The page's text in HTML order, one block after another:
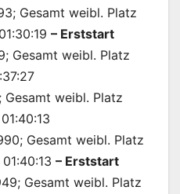
Gesamt weibl. Platz
– Erststart
Gesamt weibl. Platz
Gesamt weibl. Platz
Gesamt weibl. Platz
– Erststart
Gesamt weibl. Platz